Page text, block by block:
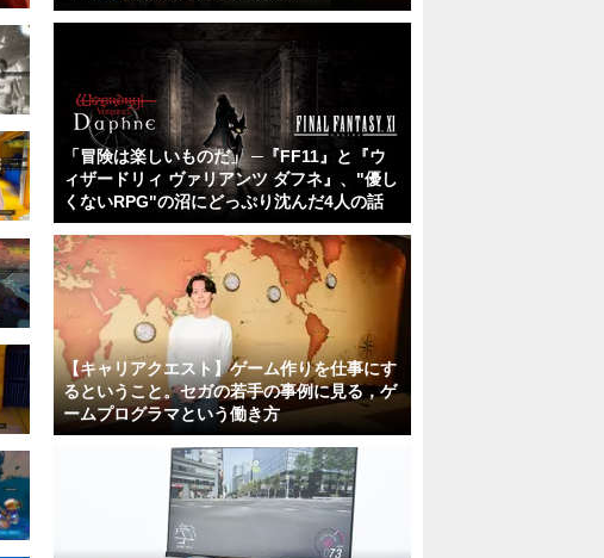
「冒険は楽しいものだ」 ─『FF11』と『ウ
ィザードリィ ヴァリアンツ ダフネ』、"優し
くないRPG"の沼にどっぷり沈んだ4人の話
【キャリアクエスト】ゲーム作りを仕事にす
るということ。セガの若手の事例に見る，ゲ
ームプログラマという働き方